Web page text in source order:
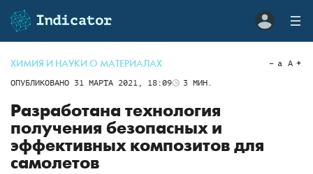
ХИМИЯ И НАУКИ О МАТЕРИАЛАХ
ОПУБЛИКОВАНО 31 МАРТА 2021, 18:09 3 МИН.
a A
Разработана технология
получения безопасных и
эффективных композитов для
самолетов